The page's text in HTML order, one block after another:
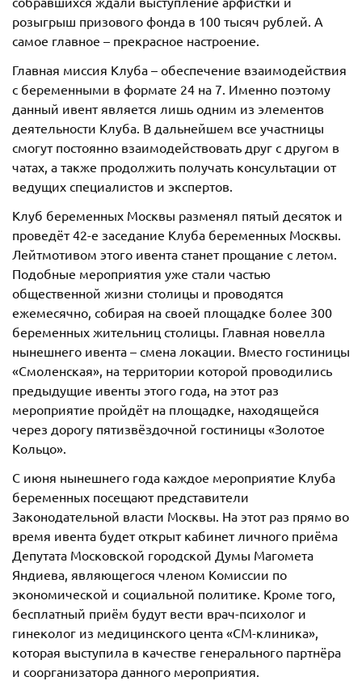
розыгрыш призового фонда в 100 тысяч рублей. А
самое главное – прекрасное настроение.
Главная миссия Клуба – обеспечение взаимодействия
с беременными в формате 24 на 7. Именно поэтому
данный ивент является лишь одним из элементов
деятельности Клуба. В дальнейшем все участницы
смогут постоянно взаимодействовать друг с другом в
чатах, а также продолжить получать консультации от
ведущих специалистов и экспертов.
Клуб беременных Москвы разменял пятый десяток и
проведёт 42-е заседание Клуба беременных Москвы.
Лейтмотивом этого ивента станет прощание с летом.
Подобные мероприятия уже стали частью
общественной жизни столицы и проводятся
ежемесячно, собирая на своей площадке более 300
беременных жительниц столицы. Главная новелла
нынешнего ивента – смена локации. Вместо гостиницы
«Смоленская», на территории которой проводились
предыдущие ивенты этого года, на этот раз
мероприятие пройдёт на площадке, находящейся
через дорогу пятизвёздочной гостиницы «Золотое
Кольцо».
С июня нынешнего года каждое мероприятие Клуба
беременных посещают представители
Законодательной власти Москвы. На этот раз прямо во
время ивента будет открыт кабинет личного приёма
Депутата Московской городской Думы Магомета
Яндиева, являющегося членом Комиссии по
экономической и социальной политике. Кроме того,
бесплатный приём будут вести врач-психолог и
гинеколог из медицинского цента «СМ-клиника»,
которая выступила в качестве генерального партнёра
и соорганизатора данного мероприятия.